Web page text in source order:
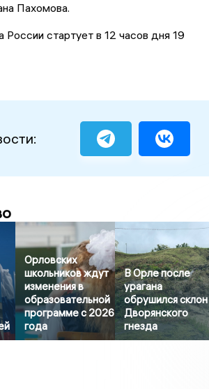
Пахомова.
стартует в 12 часов дня 19
Орловских
школьников ждут
изменения в
образовательной
программе с 2026
года
В Орле после
урагана
обрушился склон
Дворянского
гнезда